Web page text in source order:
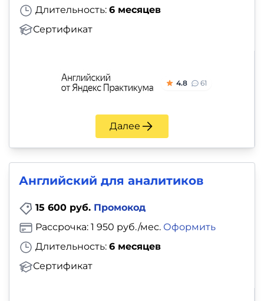
Длительность: 6 месяцев
Сертификат
4.8 61
Далее
Английский для аналитиков
15 600 руб. Промокод
Длительность: 6 месяцев
Сертификат
Рассрочка: 1 950 руб./мес. Оформить